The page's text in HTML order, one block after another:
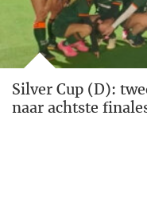
Silver Cup (D):
naar achtste